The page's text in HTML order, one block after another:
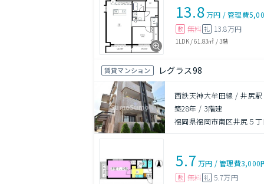
13.8万円 /管理費
敷 無料 礼 13.8万円
1LDK/61.83㎡ /3階
賃貸マンション レグラス98
西鉄天神大牟田線 / 井尻
築28年 / 3階建
福岡県福岡市南区井尻５丁
5.7 万円 /管理費3,000
敷 無料 礼 5.7万円